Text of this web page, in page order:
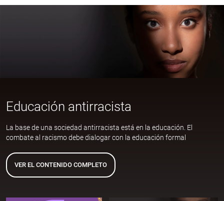
Educación antirracista
La base de una sociedad antirracista está en la educación. El
combate al racismo debe dialogar con la educación formal
VER EL CONTENIDO COMPLETO